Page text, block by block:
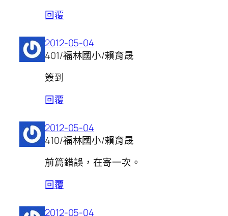
回覆
2012-05-04
401/福林國小/賴育晟
簽到
回覆
2012-05-04
410/福林國小/賴育晟
前篇錯誤，在寄一次。
回覆
2012-05-04